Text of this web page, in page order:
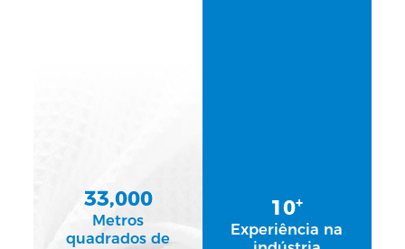
33,000
Metros
quadrados de
10+
Experiência na